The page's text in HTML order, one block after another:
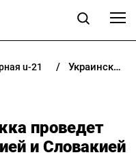
u-21 Украинская молодежка проведет спарринги со Словенией и Словакией
проведет
и Словакией